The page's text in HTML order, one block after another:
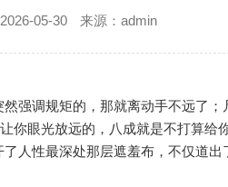
05-30 来源：admin
强调规矩的，那就离动手不远了
你眼光放远的，八成就是不打算给
人性最深处那层遮羞布，不仅道